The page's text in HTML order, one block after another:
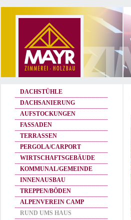
DACHSTÜHLE
DACHSANIERUNG
AUFSTOCKUNGEN
FASSADEN
TERRASSEN
PERGOLA/CARPORT
WIRTSCHAFTSGEBÄUDE
KOMMUNAL/GEMEINDE
INNENAUSBAU
TREPPEN/BÖDEN
ALPENVEREIN CAMP
RUND UMS HAUS